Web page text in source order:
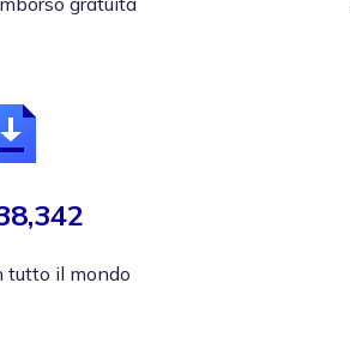
tutto il mondo